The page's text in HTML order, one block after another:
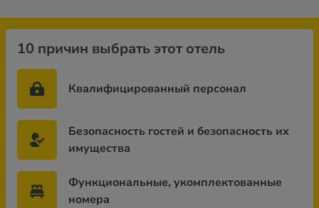
10 причин выбрать этот отель
Квалифицированный персонал
Безопасность гостей и безопасность их
имущества
Функциональные, укомплектованные
номера